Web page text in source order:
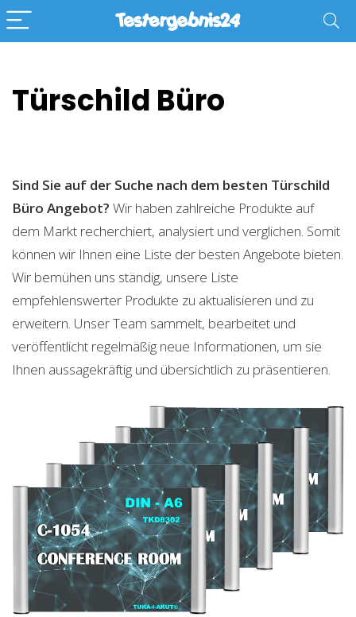
Türschild Büro
Sind Sie auf der Suche nach dem besten Türschild
Büro Angebot? Wir haben zahlreiche Produkte auf
dem Markt recherchiert, analysiert und verglichen. Somit
können wir Ihnen eine Liste der besten Angebote bieten.
Wir bemühen uns ständig, unsere Liste
empfehlenswerter Produkte zu aktualisieren und zu
erweitern. Unser Team sammelt, bearbeitet und
veröffentlicht regelmäßig neue Informationen, um sie
Ihnen aussagekräftig und übersichtlich zu präsentieren.